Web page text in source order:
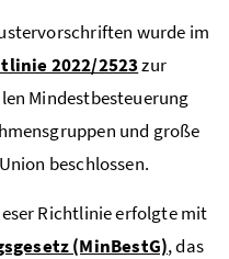
wurde im
2022/2523zur
Mindestbesteuerung
und große
beschlossen.
Richtlinie erfolgte mit
(MinBestG), das